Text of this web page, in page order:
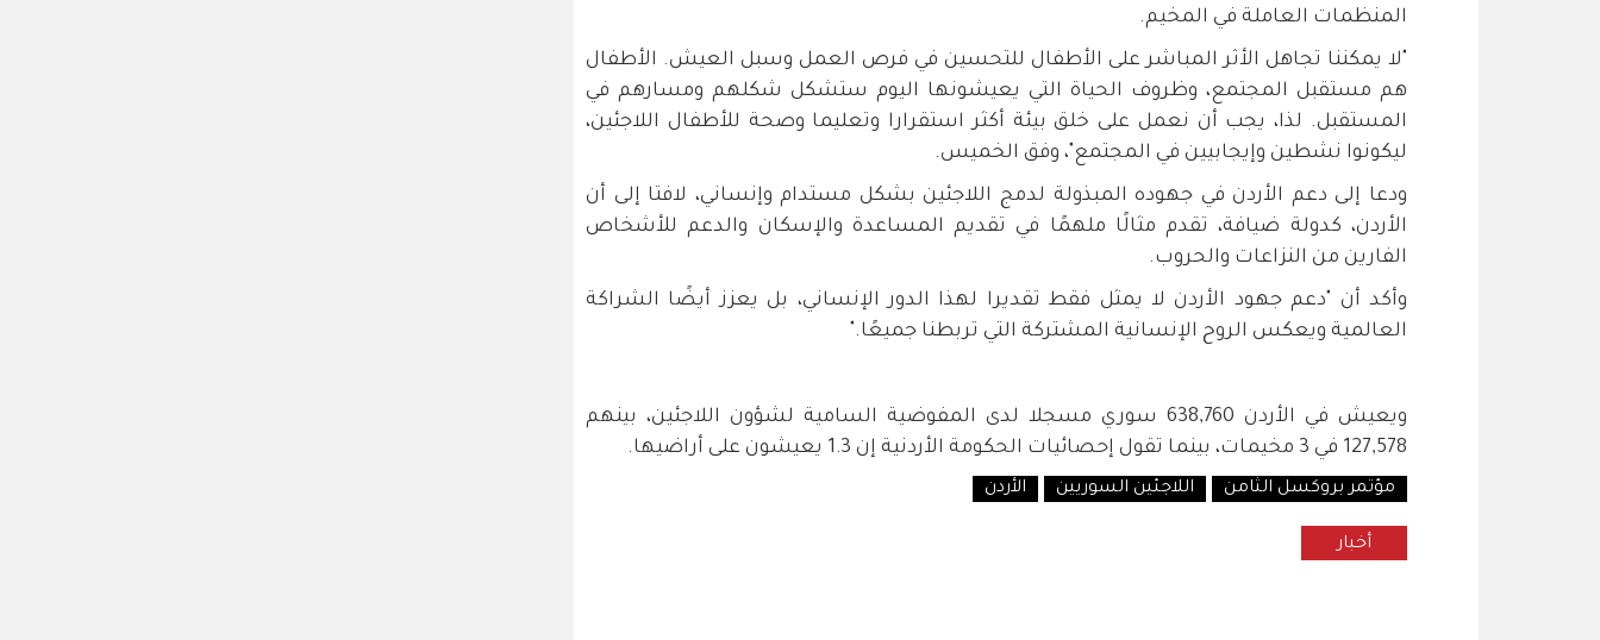
المنظمات العاملة في المخيم.
"لا يمكننا تجاهل الأثر المباشر على الأطفال للتحسين في فرص العمل وسبل العيش. الأطفال
هم مستقبل المجتمع، وظروف الحياة التي يعيشونها اليوم ستشكل شكلهم ومسارهم في
المستقبل. لذا، يجب أن نعمل على خلق بيئة أكثر استقرارا وتعليما وصحة للأطفال اللاجئين،
ليكونوا نشطين وإيجابيين في المجتمع"، وفق الخميس.
ودعا إلى دعم الأردن في جهوده المبذولة لدمج اللاجئين بشكل مستدام وإنساني، لافتا إلى أن
الأردن، كدولة ضيافة، تقدم مثالًا ملهمًا في تقديم المساعدة والإسكان والدعم للأشخاص
الفارين من النزاعات والحروب.
وأكد أن "دعم جهود الأردن لا يمثل فقط تقديرا لهذا الدور الإنساني، بل يعزز أيضًا الشراكة
العالمية ويعكس الروح الإنسانية المشتركة التي تربطنا جميعًا."
ويعيش في الأردن 638,760 سوري مسجلا لدى المفوضية السامية لشؤون اللاجئين، بينهم
127,578 في 3 مخيمات، بينما تقول إحصائيات الحكومة الأردنية إن 1.3 يعيشون على أراضيها.
مؤتمر بروكسل الثامن اللاجئين السوريين الأردن
أخبار